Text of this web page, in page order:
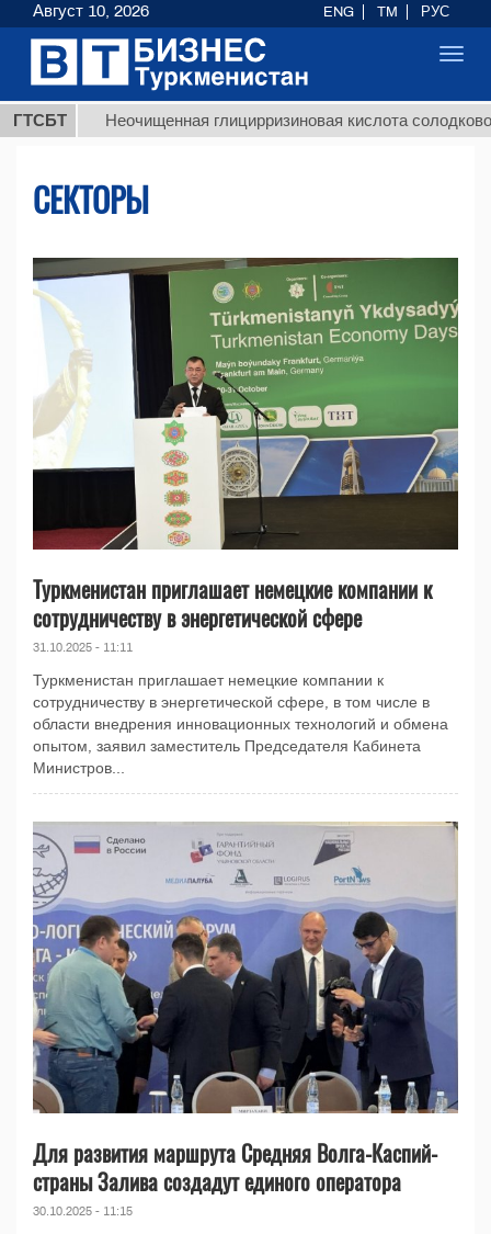
ГТСБТНеочищенная глицирризиновая кислота солодкового
СЕКТОРЫ
Туркменистан приглашает немецкие компании к
сотрудничеству в энергетической сфере
31.10.2025 - 11:11
Туркменистан приглашает немецкие компании к
сотрудничеству в энергетической сфере, в том числе в
области внедрения инновационных технологий и обмена
опытом, заявил заместитель Председателя Кабинета
Министров...
Для развития маршрута Средняя Волга-Каспий-
страны Залива создадут единого оператора
30.10.2025 - 11:15
Август 10, 2026 ENG TM РУС